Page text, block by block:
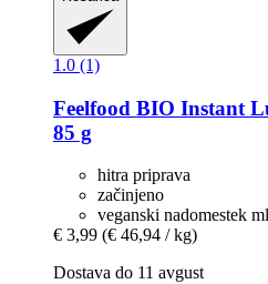
1.0 (1)
Feelfood BIO Instant
85 g
hitra priprava
začinjeno
veganski nadomestek
€ 3,99 (€ 46,94 / kg)
Dostava do 11 avgust